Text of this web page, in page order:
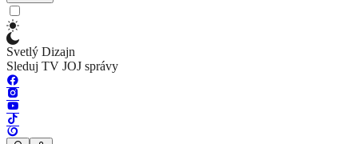
Svetlý Dizajn
Sleduj TV JOJ správy